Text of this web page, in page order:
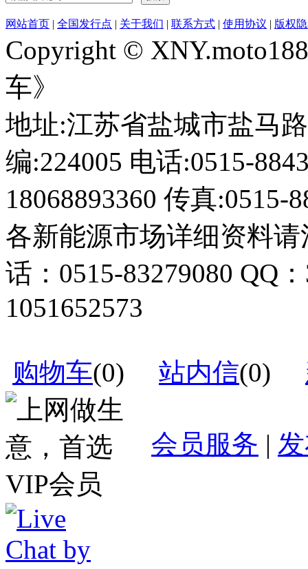
网站首页 | 全国发行点 | 关于我们 | 联系方式 | 使用协议 | 版权
Copyright ©
车》
地址:江苏省盐城市盐马
编:224005 电话:0515-
18068893360 传真:0515-
各新能源市场详细资料
话：0515-83279080 QQ
1051652573
购物车(0) 站内信(0)
会员服务 |